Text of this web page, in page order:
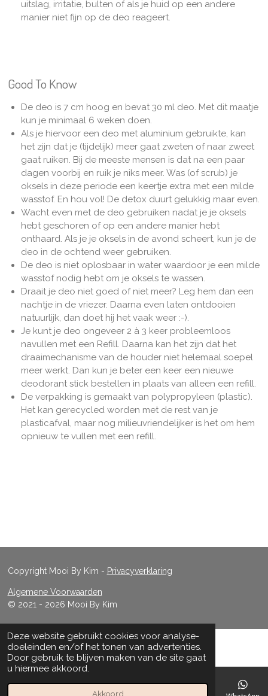
Deze website gebruikt cookies voor analyse-
doeleinden en/of het tonen van advertenties.
Door gebruik te blijven maken van de site gaat
u hiermee akkoord.
Akkoord
uitslag, irritatie, bulten of als je huid op een andere
manier niet fijn op de deo reageert.
Good To Know
De deo is 7 cm hoog en bevat 30 ml deo. Met dit maatje
kun je minimaal 6 weken doen.
Als je hiervoor een deo met aluminium gebruikte, kan
het zijn dat je (tijdelijk) meer gaat zweten of naar zweet
gaat ruiken. Bij de meeste mensen is dat na een paar
dagen voorbij en ruik je niks meer. Was (of scrub) je
oksels in deze periode een keertje extra met een milde
wasstof. En hou vol! De detox duurt gelukkig maar even.
Wacht even met de deo gebruiken nadat je je oksels
hebt geschoren of op een andere manier hebt
onthaard. Als je je oksels in de avond scheert, kun je de
deo in de ochtend weer gebruiken.
De deo is niet oplosbaar in water waardoor je een milde
wasstof nodig hebt om je oksels te wassen.
Draait je deo niet goed of niet meer? Leg hem dan een
nachtje in de vriezer. Daarna even laten ontdooien
natuurlijk, dan doet hij het vaak weer :-).
Je kunt je deo ongeveer 2 à 3 keer probleemloos
navullen met een Refill. Daarna kan het zijn dat het
draaimechanisme van de houder niet helemaal soepel
meer werkt. Dan kun je beter een keer een nieuwe
deodorant stick bestellen in plaats van alleen een refill.
De verpakking is gemaakt van polypropyleen (plastic).
Het kan gerecycled worden met de rest van je
plasticafval, maar nog milieuvriendelijker is het om hem
opnieuw te vullen met een refill.
Copyright Mooi By Kim - Privacyverklaring
Algemene Voorwaarden
© 2021 - 2026 Mooi By Kim